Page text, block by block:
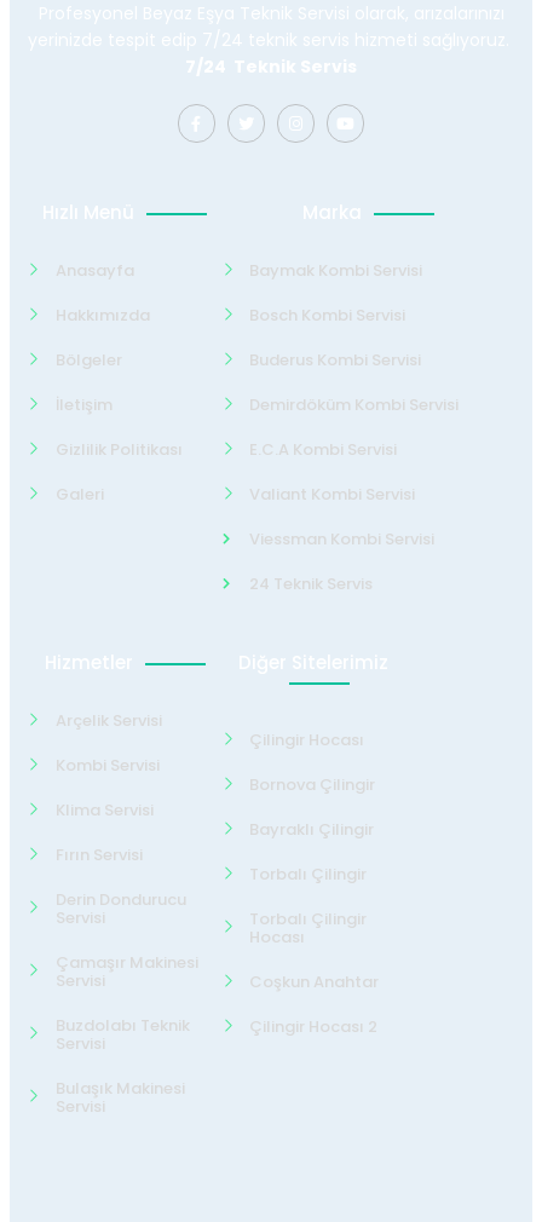
Profesyonel Beyaz Eşya Teknik Servisi olarak, arızalarınızı
yerinizde tespit edip 7/24 teknik servis hizmeti sağlıyoruz.
7/24 Teknik Servis
Hızlı Menü
Anasayfa
Hakkımızda
Bölgeler
İletişim
Gizlilik Politikası
Galeri
Marka
Baymak Kombi Servisi
Bosch Kombi Servisi
Buderus Kombi Servisi
Demirdöküm Kombi Servisi
E.C.A Kombi Servisi
Valiant Kombi Servisi
Viessman Kombi Servisi
24 Teknik Servis
Hizmetler
Arçelik Servisi
Kombi Servisi
Klima Servisi
Fırın Servisi
Derin Dondurucu
Servisi
Çamaşır Makinesi
Servisi
Buzdolabı Teknik
Servisi
Bulaşık Makinesi
Servisi
Diğer Sitelerimiz
Çilingir Hocası
Bornova Çilingir
Bayraklı Çilingir
Torbalı Çilingir
Torbalı Çilingir
Hocası
Coşkun Anahtar
Çilingir Hocası 2